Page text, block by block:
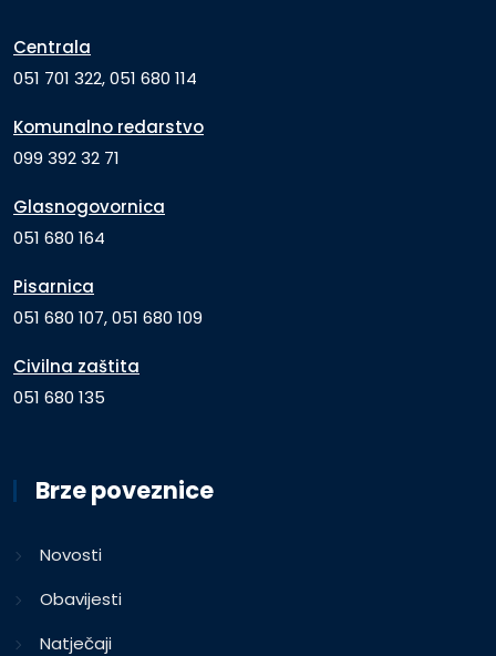
Centrala
051 701 322, 051 680 114
Komunalno redarstvo
099 392 32 71
Glasnogovornica
051 680 164
Pisarnica
051 680 107, 051 680 109
Civilna zaštita
051 680 135
Brze poveznice
Novosti
Obavijesti
Natječaji